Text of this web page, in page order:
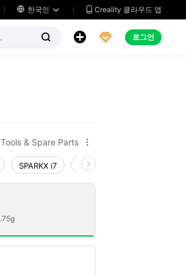
 한국인   Creality 클라우드 앱
   로그인
Tools & Spare Parts 
SPARKX i7 Creality Hi